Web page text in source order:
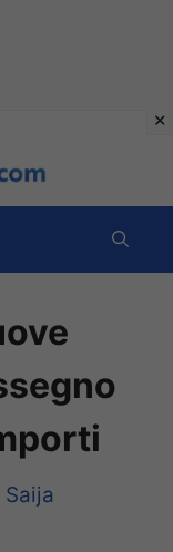
Saija